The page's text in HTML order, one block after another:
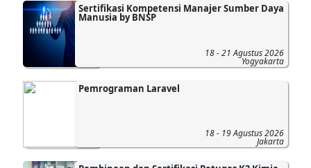
Sertifikasi Kompetensi Manajer Sumber Daya
Manusia by BNSP
18 - 21 Agustus 2026
Yogyakarta
Pemrograman Laravel
18 - 19 Agustus 2026
Jakarta